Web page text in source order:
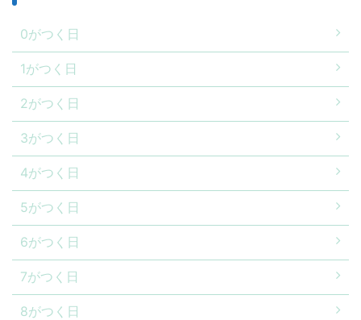
0がつく日
1がつく日
2がつく日
3がつく日
4がつく日
5がつく日
6がつく日
7がつく日
8がつく日